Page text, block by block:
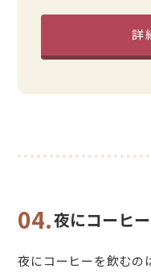
詳
04.夜にコーヒ
夜にコーヒーを飲むの